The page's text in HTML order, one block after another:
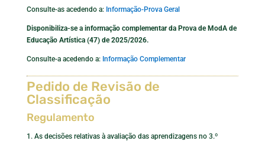
Consulte-as acedendo a: Informação-Prova Geral
Disponibiliza-se a informação complementar da Prova de ModA de
Educação Artística (47) de 2025/2026.
Consulte-a acedendo a: Informação Complementar
Pedido de Revisão de
Classificação
Regulamento
As decisões relativas à avaliação das aprendizagens no 3.º